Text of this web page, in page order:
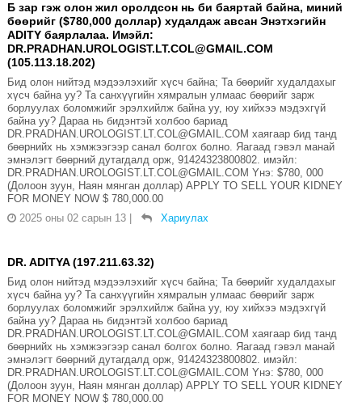
Б зар гэж олон жил оролдсон нь би баяртай байна, миний
бөөрийг ($780,000 доллар) худалдаж авсан Энэтхэгийн
ADITY баярлалаа. Имэйл:
DR.PRADHAN.UROLOGIST.LT.COL@GMAIL.COM
(105.113.18.202)
Бид олон нийтэд мэдээлэхийг хүсч байна; Та бөөрийг худалдахыг
хүсч байна уу? Та санхүүгийн хямралын улмаас бөөрийг зарж
борлуулах боломжийг эрэлхийлж байна уу, юу хийхээ мэдэхгүй
байна уу? Дараа нь бидэнтэй холбоо бариад
DR.PRADHAN.UROLOGIST.LT.COL@GMAIL.COM хаягаар бид танд
бөөрнийх нь хэмжээгээр санал болгох болно. Яагаад гэвэл манай
эмнэлэгт бөөрний дутагдалд орж, 91424323800802. имэйл:
DR.PRADHAN.UROLOGIST.LT.COL@GMAIL.COM Yнэ: $780, 000
(Долоон зуун, Наян мянган доллар) APPLY TO SELL YOUR KIDNEY
FOR MONEY NOW $ 780,000.00
2025 оны 02 сарын 13
Хариулах
DR. ADITYA (197.211.63.32)
Бид олон нийтэд мэдээлэхийг хүсч байна; Та бөөрийг худалдахыг
хүсч байна уу? Та санхүүгийн хямралын улмаас бөөрийг зарж
борлуулах боломжийг эрэлхийлж байна уу, юу хийхээ мэдэхгүй
байна уу? Дараа нь бидэнтэй холбоо бариад
DR.PRADHAN.UROLOGIST.LT.COL@GMAIL.COM хаягаар бид танд
бөөрнийх нь хэмжээгээр санал болгох болно. Яагаад гэвэл манай
эмнэлэгт бөөрний дутагдалд орж, 91424323800802. имэйл:
DR.PRADHAN.UROLOGIST.LT.COL@GMAIL.COM Yнэ: $780, 000
(Долоон зуун, Наян мянган доллар) APPLY TO SELL YOUR KIDNEY
FOR MONEY NOW $ 780,000.00